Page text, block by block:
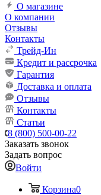
О магазине
О компании
Отзывы
Контакты
Трейд-Ин
Кредит и рассрочка
Гарантия
Доставка и оплата
Отзывы
Контакты
Статьи
8 (800) 500-00-22
Заказать звонок
Задать вопрос
Войти
Корзина0